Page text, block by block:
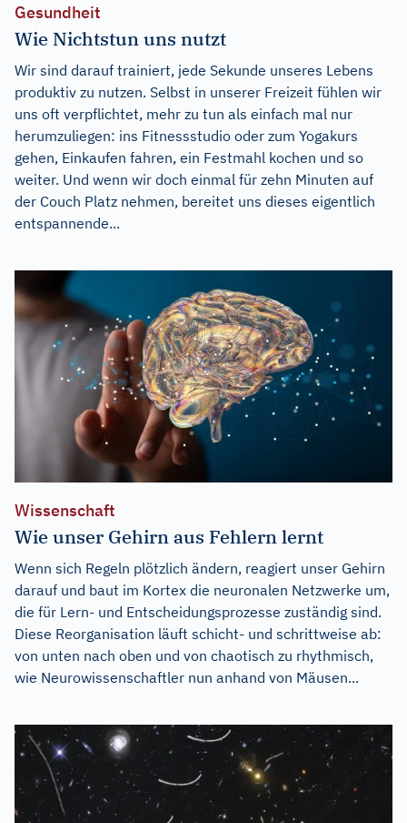
Gesundheit
Wie Nichtstun uns nutzt
Wir sind darauf trainiert, jede Sekunde unseres Lebens
produktiv zu nutzen. Selbst in unserer Freizeit fühlen wir
uns oft verpflichtet, mehr zu tun als einfach mal nur
herumzuliegen: ins Fitnessstudio oder zum Yogakurs
gehen, Einkaufen fahren, ein Festmahl kochen und so
weiter. Und wenn wir doch einmal für zehn Minuten auf
der Couch Platz nehmen, bereitet uns dieses eigentlich
entspannende...
Wissenschaft
Wie unser Gehirn aus Fehlern lernt
Wenn sich Regeln plötzlich ändern, reagiert unser Gehirn
darauf und baut im Kortex die neuronalen Netzwerke um,
die für Lern- und Entscheidungsprozesse zuständig sind.
Diese Reorganisation läuft schicht- und schrittweise ab:
von unten nach oben und von chaotisch zu rhythmisch,
wie Neurowissenschaftler nun anhand von Mäusen...